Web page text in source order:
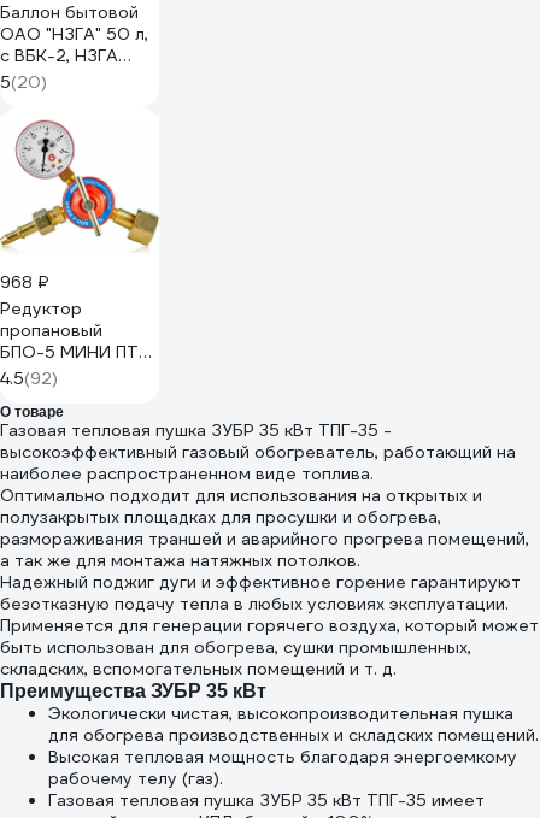
Баллон бытовой
ОАО "НЗГА" 50 л,
с ВБК-2, НЗГА
ГЛИУ.435.00.00-
06
5(20)
968 ₽
Редуктор
пропановый
БПО-5 МИНИ ПТК
00000028940
4.5(92)
О товаре
Газовая тепловая пушка ЗУБР 35 кВт ТПГ-35 -
высокоэффективный газовый обогреватель, работающий на
наиболее распространенном виде топлива.
Оптимально подходит для использования на открытых и
полузакрытых площадках для просушки и обогрева,
размораживания траншей и аварийного прогрева помещений,
а так же для монтажа натяжных потолков.
Надежный поджиг дуги и эффективное горение гарантируют
безотказную подачу тепла в любых условиях эксплуатации.
Применяется для генерации горячего воздуха, который может
быть использован для обогрева, сушки промышленных,
складских, вспомогательных помещений и т. д.
Преимущества ЗУБР 35 кВт
Экологически чистая, высокопроизводительная пушка
для обогрева производственных и складских помещений.
Высокая тепловая мощность благодаря энергоемкому
рабочему телу (газ).
Газовая тепловая пушка ЗУБР 35 кВт ТПГ-35 имеет